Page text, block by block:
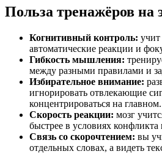
Польза тренажёров на
Когнитивный контроль: учит
автоматические реакции и
Гибкость мышления:
между разными правилами и
Избирательное внимание:
игнорировать отвлекающие
концентрироваться на главном.
Скорость реакции: мозг
быстрее в условиях
Связь со скорочтением: вы
отдельных словах, а видеть